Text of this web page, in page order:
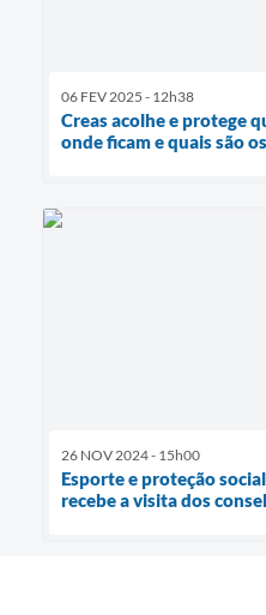
06 FEV 2025 - 12h38
Creas acolhe e protege
onde ficam e quais são
26 NOV 2024 - 15h00
Esporte e proteção
recebe a visita dos